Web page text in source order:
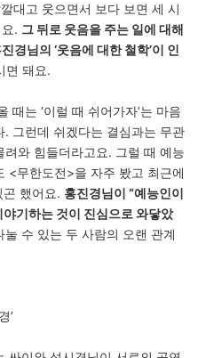
대고 웃으면서 보다 보면 세 시
. 그 뒤로 웃음을 주는 일에 대해
경님의 ‘웃음에 대한 철학’이 인
면 돼요.
때는 ‘이럴 때 쉬어가자’는 마음
그런데 쉬겠다는 결심과는 무관
와 힘들더라고요. 그럴 때 예능
<무한도전>을 자주 봤고 최근에
곤 했어요. 홍진경님이 “예능인이
기하는 것이 진심으로 와닿았
수 있는 두 사람의 오랜 관계
’